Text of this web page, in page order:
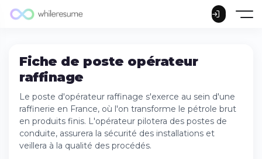
Fiche de poste opérateur
raffinage
Le poste d'opérateur raffinage s'exerce au sein d'une
raffinerie en France, où l'on transforme le pétrole brut
en produits finis. L'opérateur pilotera des postes de
conduite, assurera la sécurité des installations et
veillera à la qualité des procédés.